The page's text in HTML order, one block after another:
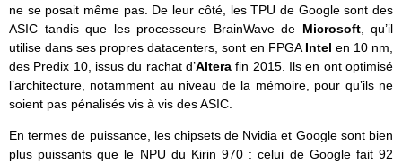
ne se posait même pas. De leur côté, les TPU de Google sont des
ASIC tandis que les processeurs BrainWave de Microsoft, qu’il
utilise dans ses propres datacenters, sont en FPGA Intel en 10 nm,
des Predix 10, issus du rachat d’Alterafin 2015. Ils en ont optimisé
l’architecture, notamment au niveau de la mémoire, pour qu’ils ne
soient pas pénalisés vis à vis des ASIC.
En termes de puissance, les chipsets de Nvidia et Google sont bien
plus puissants que le NPU du Kirin 970 : celui de Google fait 92